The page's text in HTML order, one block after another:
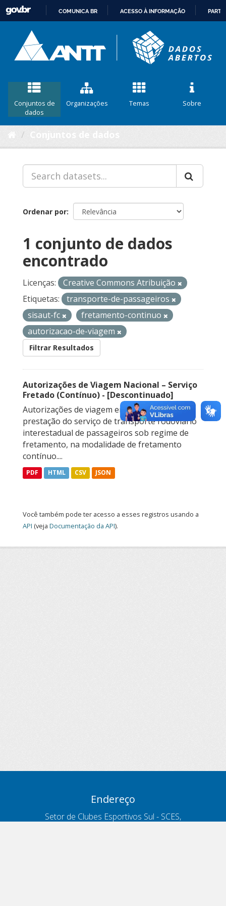
CONTEÚDO
COMUNICA BR ACESSO À INFORMAÇÃO
Conjuntos de
dados
Organizações Temas Sobre
Ordenar por
1 conjunto de dados
encontrado
Licenças:
Creative Commons Atribuição
Etiquetas:
transporte-de-passageiros
sisaut-fc
fretamento-continuo
autorizacao-de-viagem
Filtrar Resultados
Autorizações de Viagem Nacional – Serviço
Fretado (Contínuo) - [Descontinuado]
Autorizações de viagem emitidas para a
prestação do serviço de transporte rodoviário
interestadual de passageiros sob regime de
fretamento, na modalidade de fretamento
contínuo....
PDF HTML CSV JSON
Você também pode ter acesso a esses registros usando a
API (veja Documentação da API).
Endereço
Setor de Clubes Esportivos Sul - SCES,